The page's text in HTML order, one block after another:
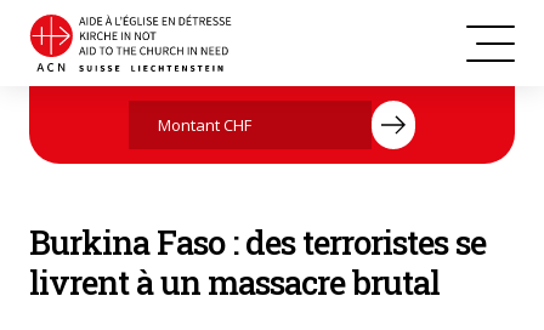
Les chrétiens du camp de réfugiés prient ensemble (Photo : ACN)
Agissez maintenant par votre don
Burkina Faso : des terroristes se
livrent à un massacre brutal